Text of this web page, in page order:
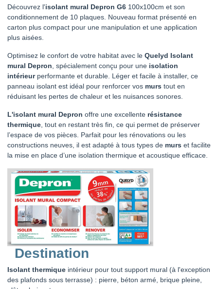
Découvrez l'isolant mural Depron G6 100x100cm et son
conditionnement de 10 plaques. Nouveau format présenté en
carton plus compact pour une manipulation et une application
plus aisées.
Optimisez le confort de votre habitat avec le Quelyd Isolant
mural Depron , spécialement conçu pour une isolation
intérieurperformante et durable. Léger et facile à installer, ce
panneau isolant est idéal pour renforcer vos murs tout en
réduisant les pertes de chaleur et les nuisances sonores.
L'isolant mural Depron offre une excellente résistance
thermique , tout en restant très fin, ce qui permet de préserver
l’espace de vos pièces. Parfait pour les rénovations ou les
constructions neuves, il est adapté à tous types de murs et facilite
la mise en place d’une isolation thermique et acoustique efficace.
Destination
Isolant thermique intérieur pour tout support mural (à l'exception
des plafonds sous terrasse) : pierre, béton armé, brique pleine,